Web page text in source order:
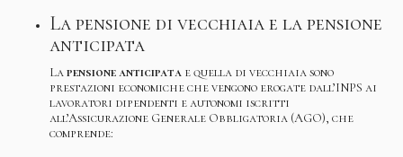
La pensione di vecchiaia e la pensione
anticipata
Lapensione anticipata e quella di vecchiaia sono
prestazioni economiche che vengono erogate dall’INPS ai
lavoratori dipendenti e autonomi iscritti
all’Assicurazione Generale Obbligatoria (AGO), che
comprende: